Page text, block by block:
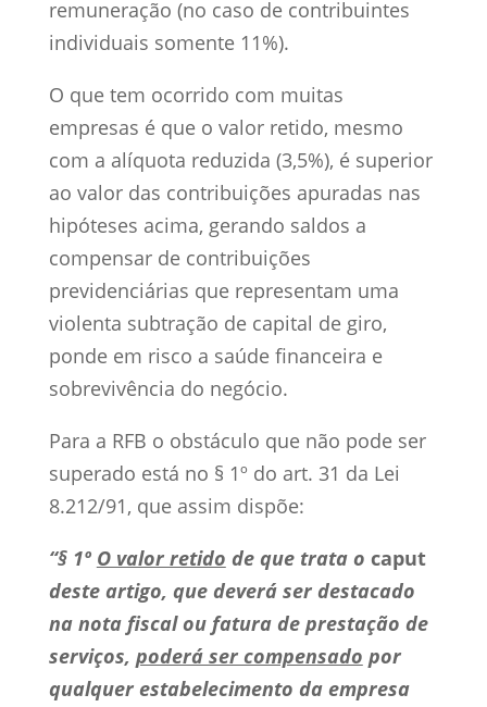
remuneração (no caso de contribuintes
individuais somente 11%).
O que tem ocorrido com muitas
empresas é que o valor retido, mesmo
com a alíquota reduzida (3,5%), é superior
ao valor das contribuições apuradas nas
hipóteses acima, gerando saldos a
compensar de contribuições
previdenciárias que representam uma
violenta subtração de capital de giro,
ponde em risco a saúde financeira e
sobrevivência do negócio.
Para a RFB o obstáculo que não pode ser
superado está no § 1º do art. 31 da Lei
8.212/91, que assim dispõe:
“§ 1º O valor retido de que trata o caput
deste artigo, que deverá ser destacado
na nota fiscal ou fatura de prestação de
serviços, poderá ser compensado por
qualquer estabelecimento da empresa